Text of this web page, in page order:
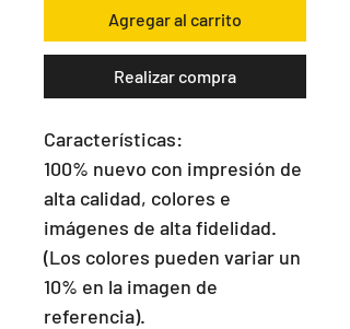
Agregar al carrito
Realizar compra
Características:
100% nuevo con impresión de
alta calidad, colores e
imágenes de alta fidelidad.
(Los colores pueden variar un
10% en la imagen de
referencia).